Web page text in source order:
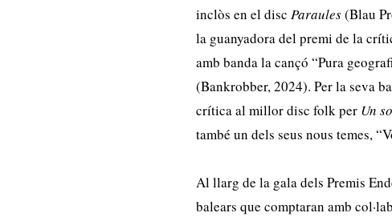
inclòs en el discParaules(Blau
la guanyadora del premi de la
amb banda la cançó “Pura
(Bankrobber, 2024). Per la seva
crítica al millor disc folk per Un
també un dels seus nous temes,
Al llarg de la gala dels Premis
balears que comptaran amb